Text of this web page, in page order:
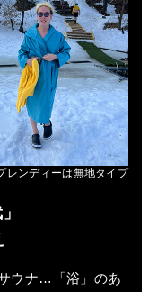
レンディーは無地タイプ
ウナ…「浴」のあ